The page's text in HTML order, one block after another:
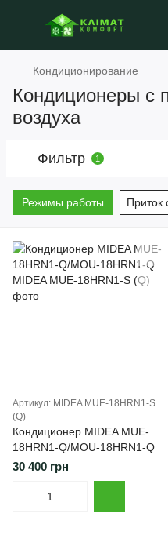
Кондиционирование
Кондиционеры с
воздуха
Фильтр 1
Режимы работы Приток
Артикул: MIDEA MUE-18HRN1-S
(Q)
Кондиционер MIDEA MUE-
18HRN1-Q/MOU-18HRN1-Q
30 400 грн